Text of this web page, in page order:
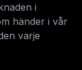
i
händer i vår
varje